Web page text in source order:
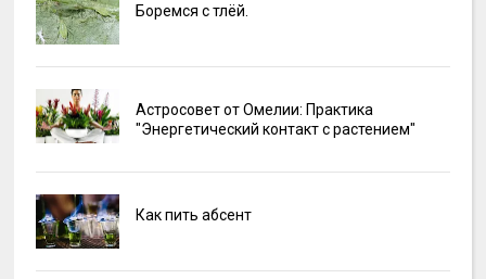
Боремся с тлёй.
Астросовет от Омелии: Практика
"Энергетический контакт с растением"
Как пить абсент